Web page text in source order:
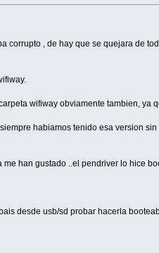
, de hay que se quejara de
wifiway obviamente tambien, ya
habiamos tenido esa version
han gustado ..el pendriver lo hice
desde usb/sd probar hacerla